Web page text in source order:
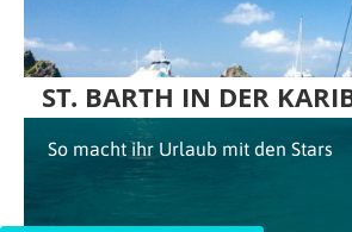
ST. BARTH IN DER
So macht ihr Urlaub mit den Stars